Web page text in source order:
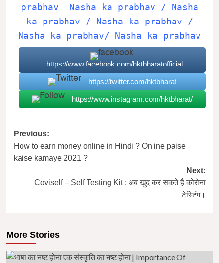
prabhav Nasha ka prabhav / Nasha
ka prabhav / Nasha ka prabhav /
Nasha ka prabhav/ Nasha ka prabhav
https://www.facebook.com/hktbharatofficial
https://twitter.com/hktbharat
https://www.instagram.com/hktbharat/
Post
navigation
Previous:
How to earn money online in Hindi ? Online paise
kaise kamaye 2021 ?
Next:
Coviself – Self Testing Kit : अब खुद कर सकते है कोरोना
टेस्टिंग।
More Stories